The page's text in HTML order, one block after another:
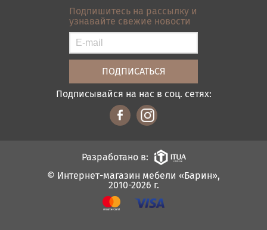
Контакты
Карта сайта
Условия покупки
Подпишитесь на рассылку и
узнавайте свежие новости
Подписывайся на нас в соц. сетях:
© Интернет-магазин мебели «Барин»,
2010-2026 г.
Разработано в: